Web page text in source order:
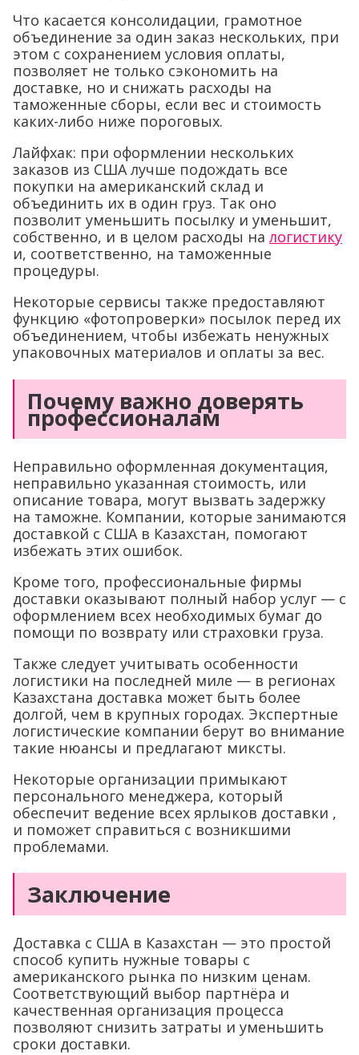
Что касается консолидации, грамотное
объединение за один заказ нескольких, при
этом с сохранением условия оплаты,
позволяет не только сэкономить на
доставке, но и снижать расходы на
таможенные сборы, если вес и стоимость
каких-либо ниже пороговых.
Лайфхак: при оформлении нескольких
заказов из США лучше подождать все
покупки на американский склад и
объединить их в один груз. Так оно
позволит уменьшить посылку и уменьшит,
собственно, и в целом расходы на логистику
и, соответственно, на таможенные
процедуры.
Некоторые сервисы также предоставляют
функцию «фотопроверки» посылок перед их
объединением, чтобы избежать ненужных
упаковочных материалов и оплаты за вес.
Почему важно доверять
профессионалам
Неправильно оформленная документация,
неправильно указанная стоимость, или
описание товара, могут вызвать задержку
на таможне. Компании, которые занимаются
доставкой с США в Казахстан, помогают
избежать этих ошибок.
Кроме того, профессиональные фирмы
доставки оказывают полный набор услуг — с
оформлением всех необходимых бумаг до
помощи по возврату или страховки груза.
Также следует учитывать особенности
логистики на последней миле — в регионах
Казахстана доставка может быть более
долгой, чем в крупных городах. Экспертные
логистические компании берут во внимание
такие нюансы и предлагают миксты.
Некоторые организации примыкают
персонального менеджера, который
обеспечит ведение всех ярлыков доставки ,
и поможет справиться с возникшими
проблемами.
Заключение
Доставка с США в Казахстан — это простой
способ купить нужные товары с
американского рынка по низким ценам.
Соответствующий выбор партнёра и
качественная организация процесса
позволяют снизить затраты и уменьшить
сроки доставки.